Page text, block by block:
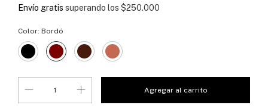
Envío gratis superando los $250.000
Color: Bordó